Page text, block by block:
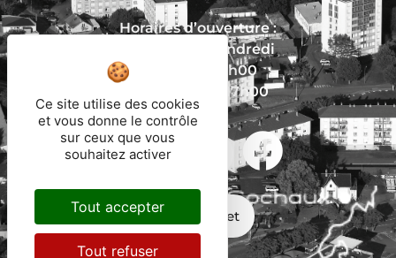
Horaires d’ouverture :
Du lundi au vendredi
De 8h30 à 12h00
Et de 13h30 à 17h00
Nous écrire
Mon trajet
Ce site utilise des cookies
et vous donne le contrôle
sur ceux que vous
souhaitez activer
Tout accepter
Tout refuser